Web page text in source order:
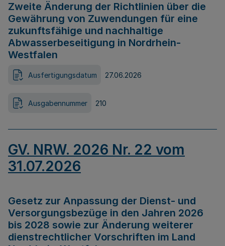
Zweite Änderung der Richtlinien über die
Gewährung von Zuwendungen für eine
zukunftsfähige und nachhaltige
Abwasserbeseitigung in Nordrhein-
Westfalen
Ausfertigungsdatum 27.06.2026
Ausgabennummer 210
GV. NRW. 2026 Nr. 22 vom
31.07.2026
Gesetz zur Anpassung der Dienst- und
Versorgungsbezüge in den Jahren 2026
bis 2028 sowie zur Änderung weiterer
dienstrechtlicher Vorschriften im Land